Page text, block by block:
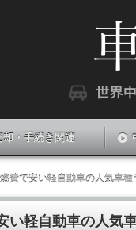
却・手続き関連
燃費で安い軽自動車の人気車種
い軽自動車の人気